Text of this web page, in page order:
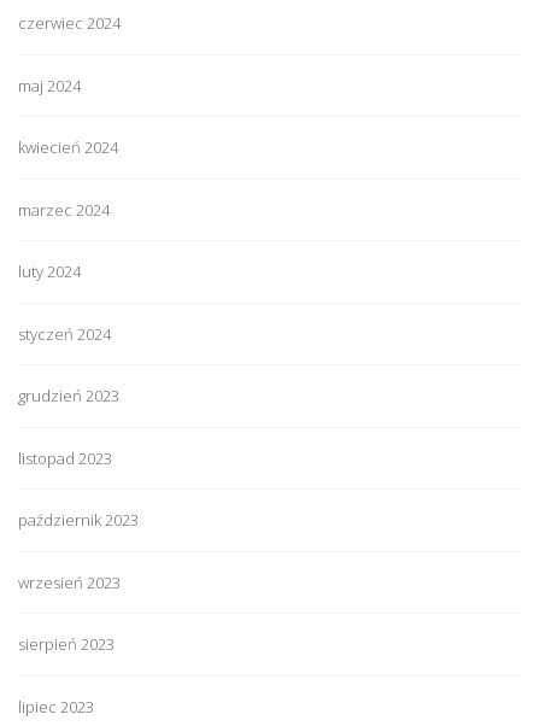
czerwiec 2024
maj 2024
kwiecień 2024
marzec 2024
luty 2024
styczeń 2024
grudzień 2023
listopad 2023
październik 2023
wrzesień 2023
sierpień 2023
lipiec 2023